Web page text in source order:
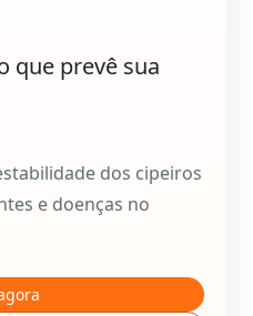
que prevê sua
dos cipeiros
e doenças no